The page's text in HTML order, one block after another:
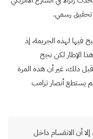
تحقيق رسمي.
فيها لهذه الجريمة، إذ
الإطار لكن نجح
قبل ذلك، غير أن هذه المرة
يستطع أنصار ترامب
أن الانقسام داخل